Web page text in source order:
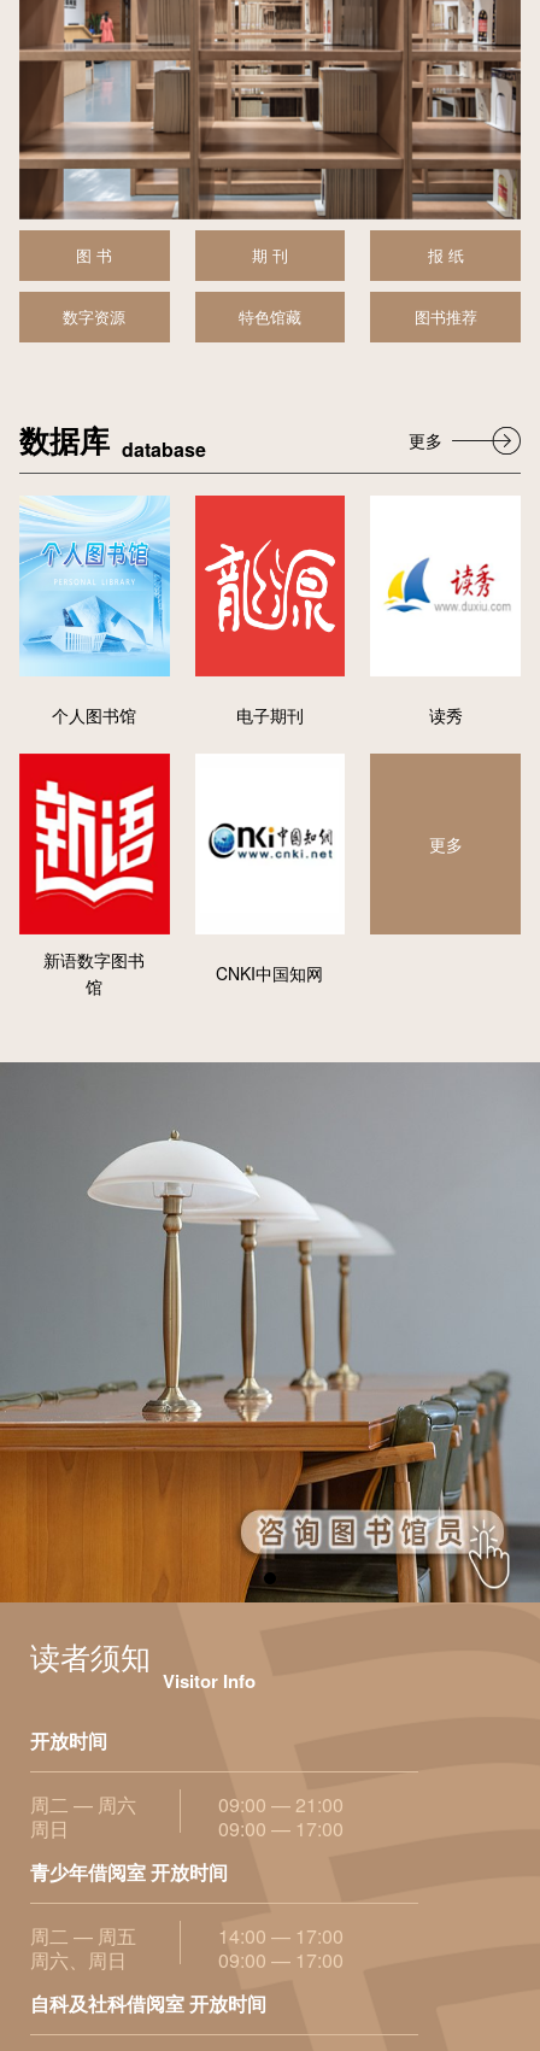
图 书 期 刊 报 纸
数字资源 特色馆藏 图书推荐
数据库 database 更多
个人图书馆 电子期刊 读秀
新语数字图书
馆
CNKI中国知网
更多
读者须知
Visitor Info
开放时间
周二 — 周六
周日
09:00 — 21:00
09:00 — 17:00
青少年借阅室 开放时间
周二 — 周五
周六、周日
14:00 — 17:00
09:00 — 17:00
自科及社科借阅室 开放时间